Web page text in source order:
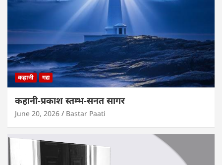
कहानी गद्य
कहानी-प्रकाश स्तम्भ-सनत सागर
June 20, 2026 Bastar Paati